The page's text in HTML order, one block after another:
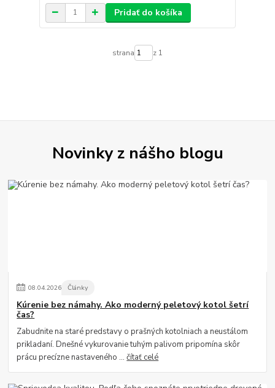
Pridať do košíka
strana z 1
Novinky z nášho blogu
08.04.2026 Články
Kúrenie bez námahy. Ako moderný peletový kotol šetrí
čas?
Zabudnite na staré predstavy o prašných kotolniach a neustálom
prikladaní. Dnešné vykurovanie tuhým palivom pripomína skôr
prácu precízne nastaveného ...čítať celé